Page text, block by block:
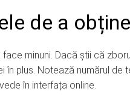
de a
minuni. Dacă știi că
plus. Notează numărul
în interfața online.